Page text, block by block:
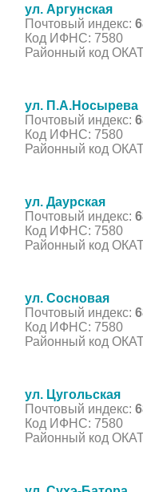
ул. Аргунская
Почтовый индекс:
Код ИФНС: 7580
Районный код
ул. П.А.Носырева
Почтовый индекс:
Код ИФНС: 7580
Районный код
ул. Даурская
Почтовый индекс:
Код ИФНС: 7580
Районный код
ул. Сосновая
Почтовый индекс:
Код ИФНС: 7580
Районный код
ул. Цугольская
Почтовый индекс:
Код ИФНС: 7580
Районный код